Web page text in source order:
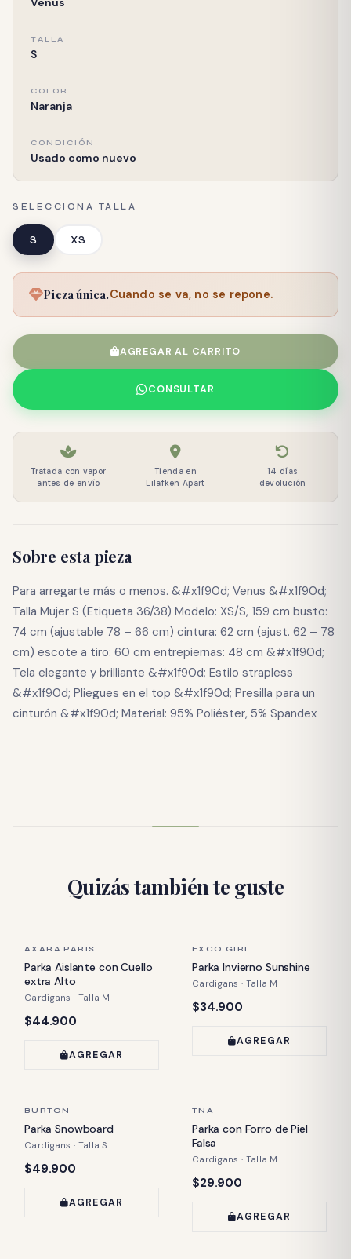
TALLA
S
COLOR
Naranja
CONDICIÓN
Usado como nuevo
SELECCIONA TALLA
S XS
Pieza única.Cuando se va, no se repone.
AGREGAR AL CARRITO
CONSULTAR
Tratada con vapor
antes de envío
Tienda en
Lilafken Apart
14 días
devolución
Sobre esta pieza
Para arregarte más o menos. &#x1f90d; Venus &#x1f90d;
Talla Mujer S (Etiqueta 36/38) Modelo: XS/S, 159 cm busto:
74 cm (ajustable 78 – 66 cm) cintura: 62 cm (ajust. 62 – 78
cm) escote a tiro: 60 cm entrepiernas: 48 cm &#x1f90d;
Tela elegante y brilliante &#x1f90d; Estilo strapless
&#x1f90d; Pliegues en el top &#x1f90d; Presilla para un
cinturón &#x1f90d; Material: 95% Poliéster, 5% Spandex
Quizás también te guste
ÚLTIMA PIEZA
AXARA PARIS
Parka Aislante con Cuello
extra Alto
Cardigans · Talla M
Precio:
$44.900
AGREGAR
ÚLTIMA PIEZA
EXCO GIRL
Parka Invierno Sunshine
Cardigans · Talla M
Precio:
$34.900
AGREGAR
ÚLTIMA PIEZA
BURTON
Parka Snowboard
Cardigans · Talla S
Precio:
$49.900
AGREGAR
ÚLTIMA PIEZA
TNA
Parka con Forro de Piel
Falsa
Cardigans · Talla M
Precio:
$29.900
AGREGAR